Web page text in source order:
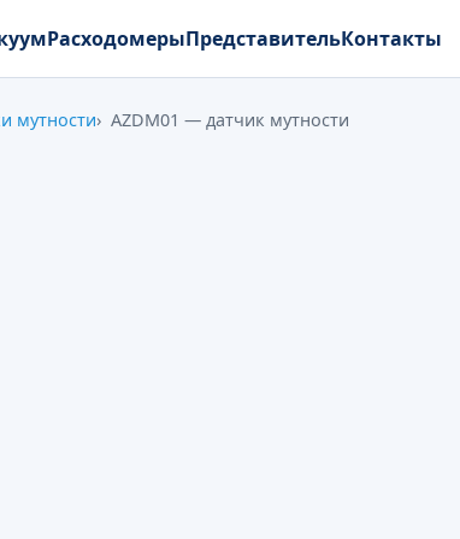
РасходомерыПредставительКонтакты
мутности AZDM01 — датчик мутности